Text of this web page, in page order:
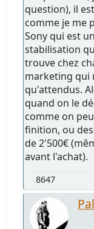
question), il
comme je me
Sony qui est
stabilisation
trouve chez
marketing qui
qu'attendus.
quand on le
comme on
finition, ou
de 2'500€
avant l'achat).
8647